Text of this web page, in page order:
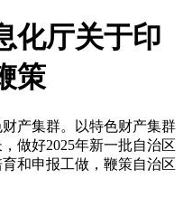
化厅关于印
策
产集群。以特色财产集群
做好2025年新一批自治区
和申报工做，鞭策自治区